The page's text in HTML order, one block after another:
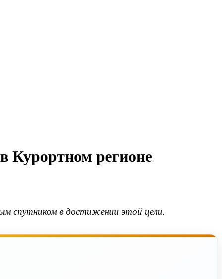
Курортном регионе
спутником в достижении этой цели.